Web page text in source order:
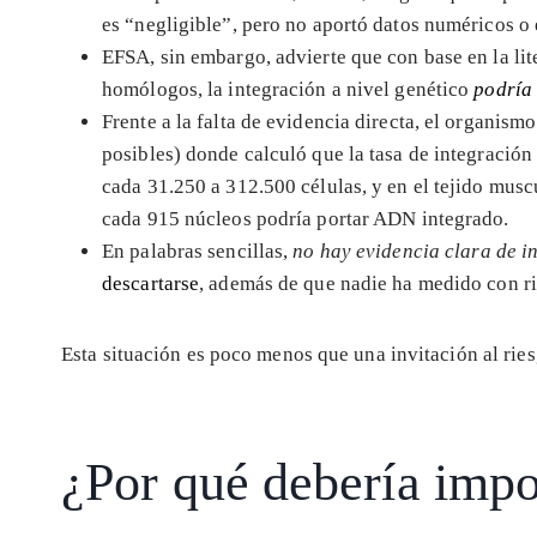
es “negligible”, pero no aportó datos numéricos
EFSA, sin embargo, advierte que con base en la
homólogos, la integración a nivel genéticopodría
Frente a la falta de evidencia directa, el
posibles) donde calculó que la tasa de
cada 31.250 a 312.500 células, y en el tejido
cada 915 núcleos podría portar ADN integrado.
En palabras sencillas,no hay evidencia clara de
descartarse, además de que nadie ha medido
Esta situación es poco menos que una invitación al
¿Por qué debería